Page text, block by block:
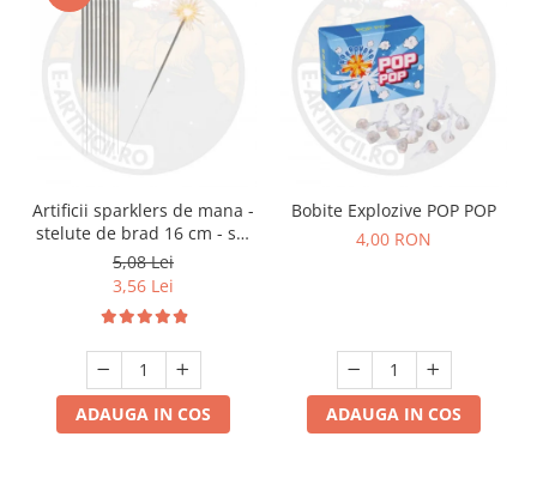
Artificii sparklers de mana -
stelute de brad 16 cm - set
10 buc
5,08 Lei
3,56 Lei
ADAUGA IN COS
Bobite Explozive POP POP
4,00 RON
ADAUGA IN COS